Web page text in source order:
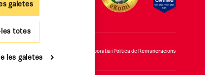
Govern Corporatiu i Política de Remuneracions
galetes
les totes
les galetes